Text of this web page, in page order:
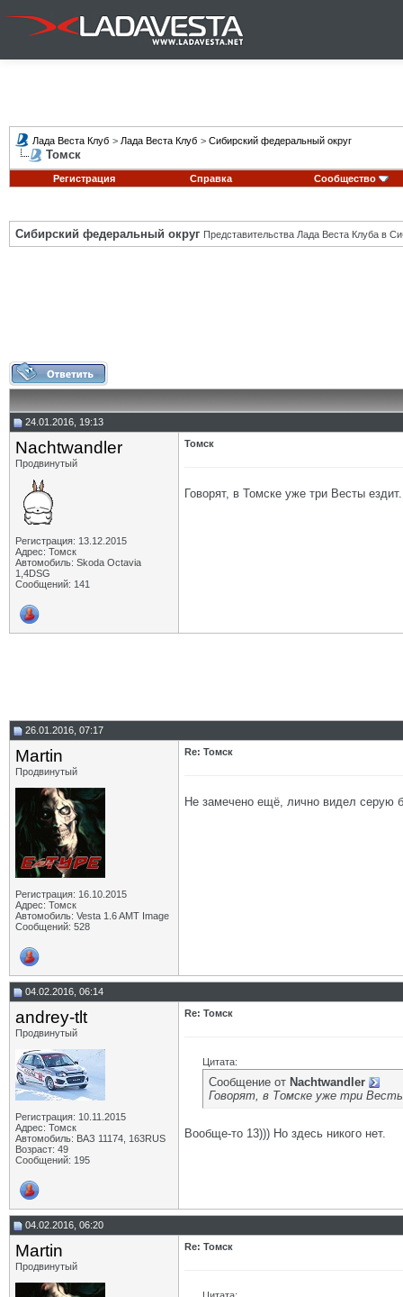
Лада Веста Клуб > Лада Веста Клуб > Сибирский федеральный округ
Томск
Регистрация Справка Сообщество
Сибирский федеральный округ Представительства Лада Веста Клуба в
24.01.2016, 19:13
Nachtwandler
Продвинутый
Регистрация: 13.12.2015
Адрес: Томск
Автомобиль: Skoda Octavia
1,4DSG
Сообщений: 141
Томск
Говорят, в Томске уже три Весты
26.01.2016, 07:17
Martin
Продвинутый
Регистрация: 16.10.2015
Адрес: Томск
Автомобиль: Vesta 1.6 AMT Image
Сообщений: 528
Re: Томск
Не замечено ещё, лично видел серую
04.02.2016, 06:14
andrey-tlt
Продвинутый
Регистрация: 10.11.2015
Адрес: Томск
Автомобиль: ВАЗ 11174, 163RUS
Возраст: 49
Сообщений: 195
Re: Томск
Цитата:
Сообщение от Nachtwandler
Говорят, в Томске уже три
Вообще-то 13))) Но здесь никого нет.
04.02.2016, 06:20
Martin
Продвинутый
Re: Томск